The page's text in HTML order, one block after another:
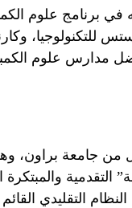
برنامج علوم
للتكنولوجيا،
مدارس علوم
من جامعة براون،
التقدمية
التقليدي